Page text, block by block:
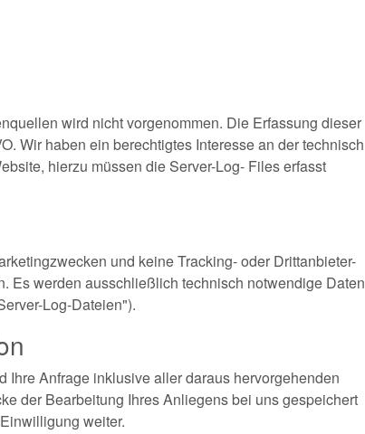
wird nicht vorgenommen. Die Erfassung dieser
Wir haben ein berechtigtes Interesse an der technisch
hierzu müssen die Server-Log- Files erfasst
und keine Tracking- oder Drittanbieter-
Es werden ausschließlich technisch notwendige Daten
Log-Dateien").
Ihre Anfrage inklusive aller daraus hervorgehenden
der Bearbeitung Ihres Anliegens bei uns gespeichert
weiter.